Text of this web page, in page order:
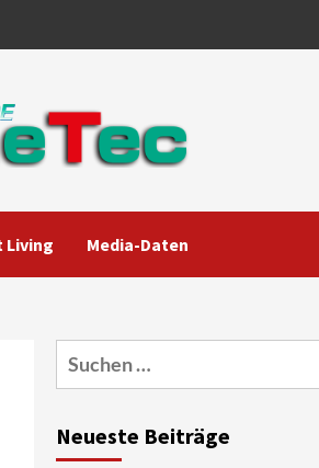
Living Media-Daten
Suchen
nach:
Neueste Beiträge
Marantz
4
News aus dem
55-Zoll